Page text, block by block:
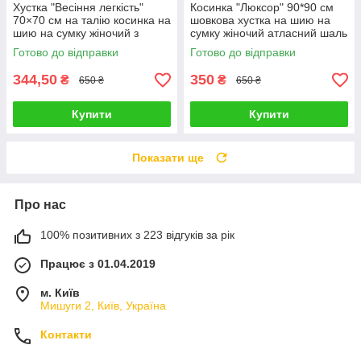
Хустка "Весіння легкість"
70×70 см на талію косинка на
шию на сумку жіночий з
рослинним квітковим
принтом шовк-армані
Готово до відправки
344,50 ₴ 650 ₴
Купити
Косинка "Люксор" 90*90 см
шовкова хустка на шию на
сумку жіночий атласний шаль
з принтом шовк-армані
Готово до відправки
350 ₴ 650 ₴
Купити
Показати ще
Про нас
100% позитивних з 223 відгуків за рік
Працює з 01.04.2019
м. Київ
Мишуги 2, Київ, Україна
Контакти